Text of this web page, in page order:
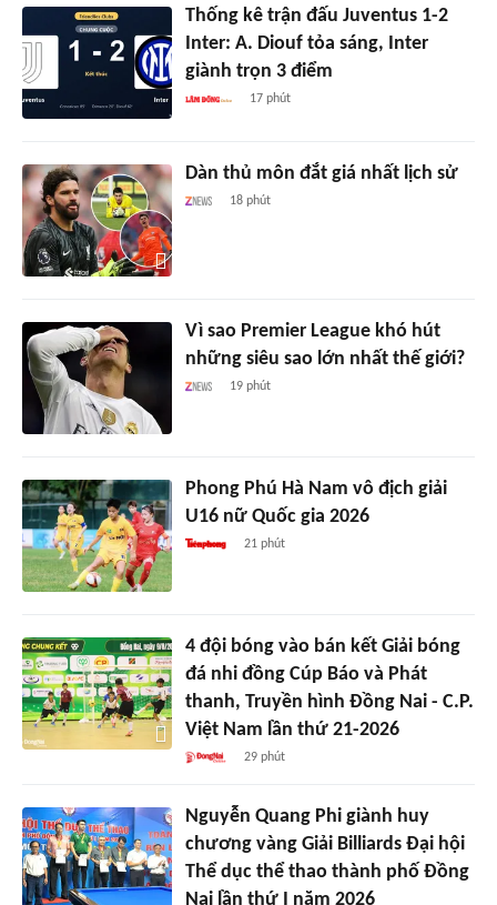
Thống kê trận đấu Juventus 1-2
Inter: A. Diouf tỏa sáng, Inter
giành trọn 3 điểm
17 phút
Dàn thủ môn đắt giá nhất lịch sử
18 phút
Vì sao Premier League khó hút
những siêu sao lớn nhất thế giới?
19 phút
Phong Phú Hà Nam vô địch giải
U16 nữ Quốc gia 2026
21 phút
4 đội bóng vào bán kết Giải bóng
đá nhi đồng Cúp Báo và Phát
thanh, Truyền hình Đồng Nai - C.P.
Việt Nam lần thứ 21-2026
29 phút
Nguyễn Quang Phi giành huy
chương vàng Giải Billiards Đại hội
Thể dục thể thao thành phố Đồng
Nai lần thứ I năm 2026